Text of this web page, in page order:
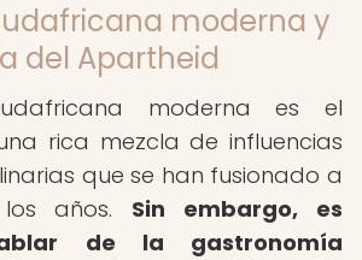
moderna y
del Apartheid
moderna es el
rica mezcla de influencias
que se han fusionado a
años. Sin embargo, es
de la gastronomía